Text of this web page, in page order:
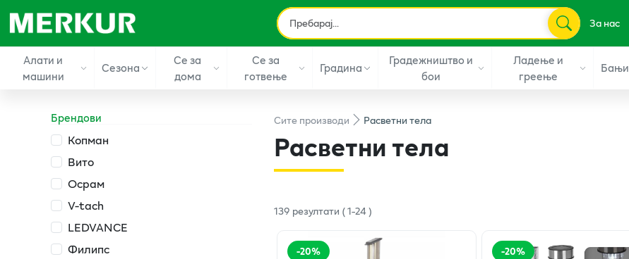
За нас
Алати и
машини
Сезона
Се за
дома
Се за
готвење
Градина
Градежништво и
бои
Ладење и
греење
Бањи
Брендови
Копман
Вито
Осрам
V-tach
LEDVANCE
Филипс
Ситепроизводи Расветни тела
Расветни тела
139 резултати (1-24)
-20% -20%